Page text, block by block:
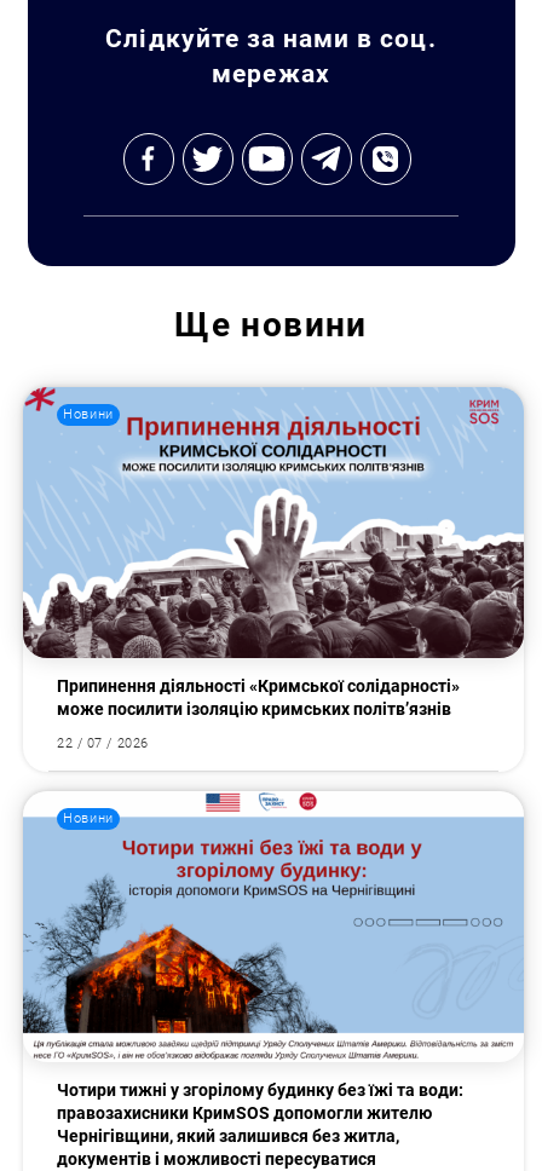
Пошук за запитом:
Слідкуйте за нами в соц.
мережах
Ще новини
Новини
Припинення діяльності «Кримської солідарності»
може посилити ізоляцію кримських політв’язнів
22 / 07 / 2026
Новини
Чотири тижні у згорілому будинку без їжі та води:
правозахисники КримSOS допомогли жителю
Чернігівщини, який залишився без житла,
документів і можливості пересуватися